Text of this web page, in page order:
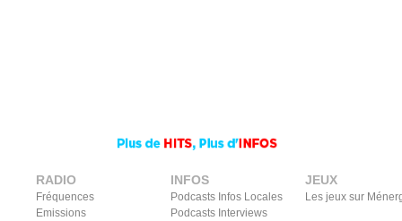
RADIO
Fréquences
Emissions
INFOS
Podcasts Infos Locales
Podcasts Interviews
JEUX
Les jeux sur